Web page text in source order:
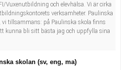
Vuxenutbildning och elevhälsa. Vi är cirka
verksamheter. Paulinska
vi tillsammans: på Paulinska skola finns
kunna bli sitt bästa jag och uppfylla sina
skolan (sv, eng, ma)